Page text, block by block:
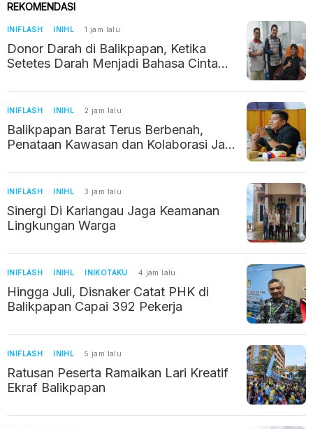
REKOMENDASI
INIFLASH INIHL 1 jam lalu
Donor Darah di Balikpapan, Ketika
Setetes Darah Menjadi Bahasa Cinta
INIFLASH INIHL 2 jam lalu
Balikpapan Barat Terus Berbenah,
Penataan Kawasan dan Kolaborasi Jadi
INIFLASH INIHL 3 jam lalu
Sinergi Di Kariangau Jaga Keamanan
Lingkungan Warga
INIFLASH INIHL INIKOTAKU 4 jam lalu
Hingga Juli, Disnaker Catat PHK di
Balikpapan Capai 392 Pekerja
INIFLASH INIHL 5 jam lalu
Ratusan Peserta Ramaikan Lari Kreatif
Ekraf Balikpapan